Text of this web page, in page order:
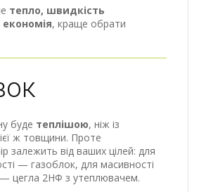
тепло, швидкість
, краще обрати
буде теплішою, ніж із
ж товщини. Проте
залежить від ваших цілей: для
— газоблок, для масивності
— цегла 2НФ з утеплювачем.